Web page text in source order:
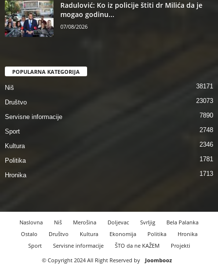
Radulović: Ko iz policije štiti dr Milića da je
mogao godinu...
07/08/2026
POPULARNA KATEGORIJA
Niš 38171
Društvo 23073
Servisne informacije 7890
Sport 2748
Kultura 2346
Politika 1781
Hronika 1713
Naslovna Niš Merošina Doljevac Svrljig
Bela Palanka
Ostalo
Društvo Kultura Ekonomija Politika
Hronika
Sport
Servisne informacije ŠTO da ne KAŽEM
Projekti
© Copyright 2024 All Right Reserved by
Joombooz